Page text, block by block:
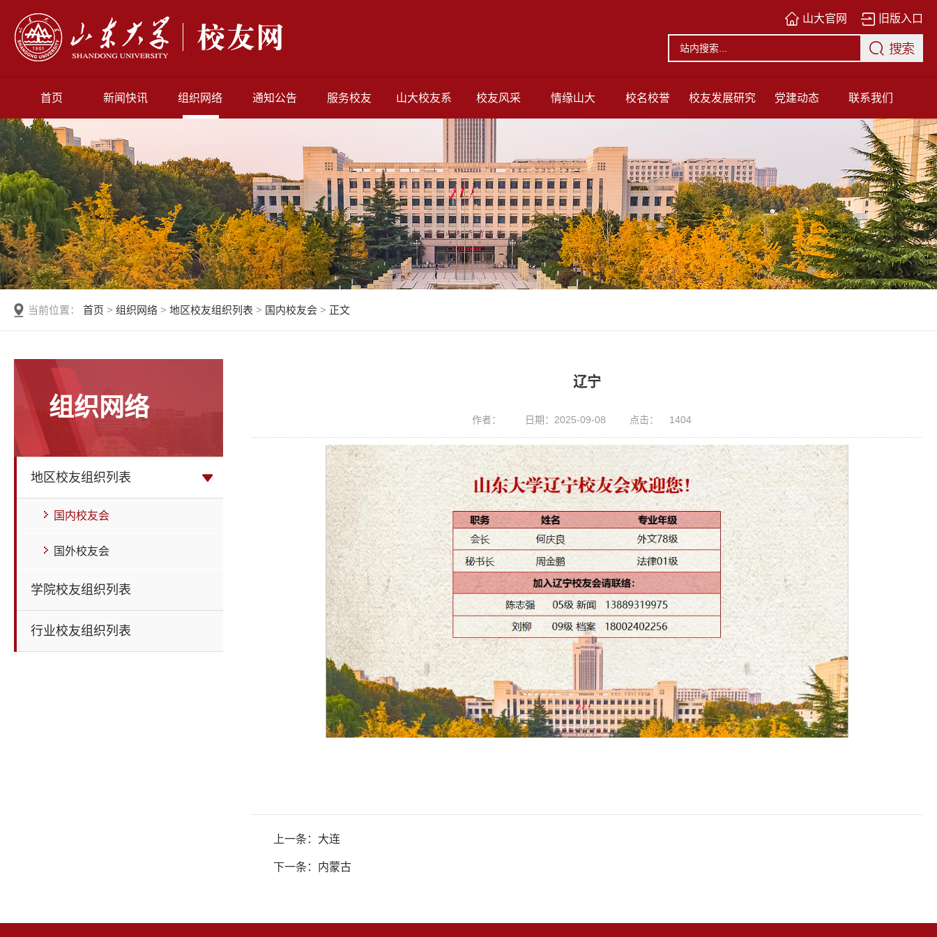
山大官网 旧版入口
首页 新闻快讯 组织网络 通知公告 服务校友 山大校友系 校友风采 情缘山大 校名校誉 校友发展研究 党建动态 联系我们
当前位置：首页 >组织网络 >地区校友组织列表 > 国内校友会 > 正文
组织网络
地区校友组织列表
国内校友会
国外校友会
学院校友组织列表
行业校友组织列表
辽宁
作者： 日期：2025-09-08 点击： 1404
上一条： 大连
下一条： 内蒙古